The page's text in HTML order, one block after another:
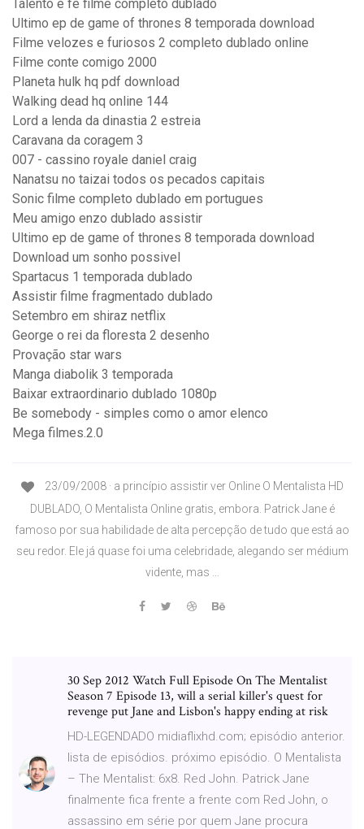
Talento e fe filme completo dublado
Ultimo ep de game of thrones 8 temporada download
Filme velozes e furiosos 2 completo dublado online
Filme conte comigo 2000
Planeta hulk hq pdf download
Walking dead hq online 144
Lord a lenda da dinastia 2 estreia
Caravana da coragem 3
007 - cassino royale daniel craig
Nanatsu no taizai todos os pecados capitais
Sonic filme completo dublado em portugues
Meu amigo enzo dublado assistir
Ultimo ep de game of thrones 8 temporada download
Download um sonho possivel
Spartacus 1 temporada dublado
Assistir filme fragmentado dublado
Setembro em shiraz netflix
George o rei da floresta 2 desenho
Provação star wars
Manga diabolik 3 temporada
Baixar extraordinario dublado 1080p
Be somebody - simples como o amor elenco
Mega filmes.2.0
23/09/2008 · a princípio assistir ver Online O Mentalista HD
DUBLADO, O Mentalista Online gratis, embora. Patrick Jane é
famoso por sua habilidade de alta percepção de tudo que está ao
seu redor. Ele já quase foi uma celebridade, alegando ser médium
vidente, mas …
30 Sep 2012 Watch Full Episode On The Mentalist
Season 7 Episode 13, will a serial killer's quest for
revenge put Jane and Lisbon's happy ending at risk
HD-LEGENDADO midiaflixhd.com; episódio anterior.
lista de episódios. próximo episódio. O Mentalista
– The Mentalist: 6x8. Red John. Patrick Jane
finalmente fica frente a frente com Red John, o
assassino em série por quem Jane procura